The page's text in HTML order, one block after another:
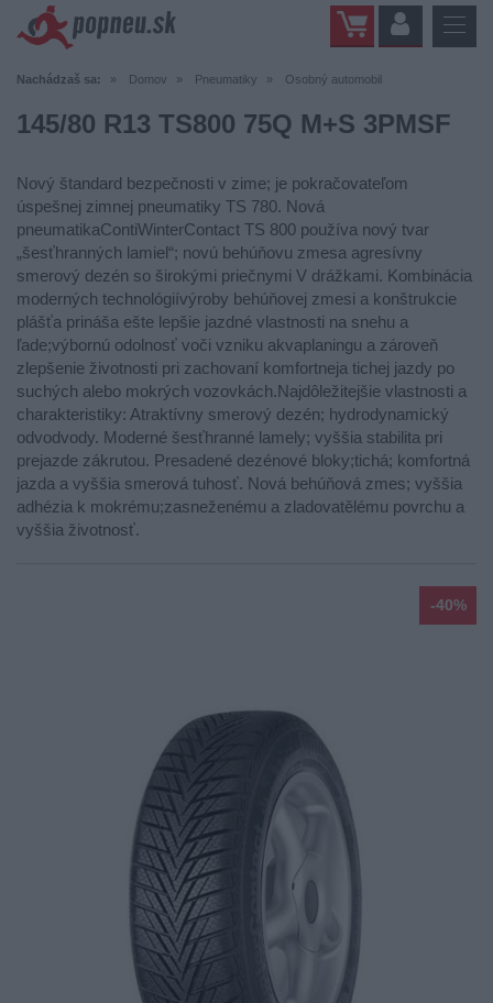
Nachádzaš sa: Domov Pneumatiky Osobný automobil
145/80 R13 TS800 75Q M+S 3PMSF
Nový štandard bezpečnosti v zime; je pokračovateľom
úspešnej zimnej pneumatiky TS 780. Nová
pneumatikaContiWinterContact TS 800 používa nový tvar
„šesťhranných lamiel“; novú behúňovu zmesa agresívny
smerový dezén so širokými priečnymi V drážkami. Kombinácia
moderných technológiívýroby behúňovej zmesi a konštrukcie
plášťa prináša ešte lepšie jazdné vlastnosti na snehu a
ľade;výbornú odolnosť voči vzniku akvaplaningu a zároveň
zlepšenie životnosti pri zachovaní komfortneja tichej jazdy po
suchých alebo mokrých vozovkách.Najdôležitejšie vlastnosti a
charakteristiky: Atraktívny smerový dezén; hydrodynamický
odvodvody. Moderné šesťhranné lamely; vyššia stabilita pri
prejazde zákrutou. Presadené dezénové bloky;tichá; komfortná
jazda a vyššia smerová tuhosť. Nová behúňová zmes; vyššia
adhézia k mokrému;zasneženému a zladovatělému povrchu a
vyššia životnosť.
-40%